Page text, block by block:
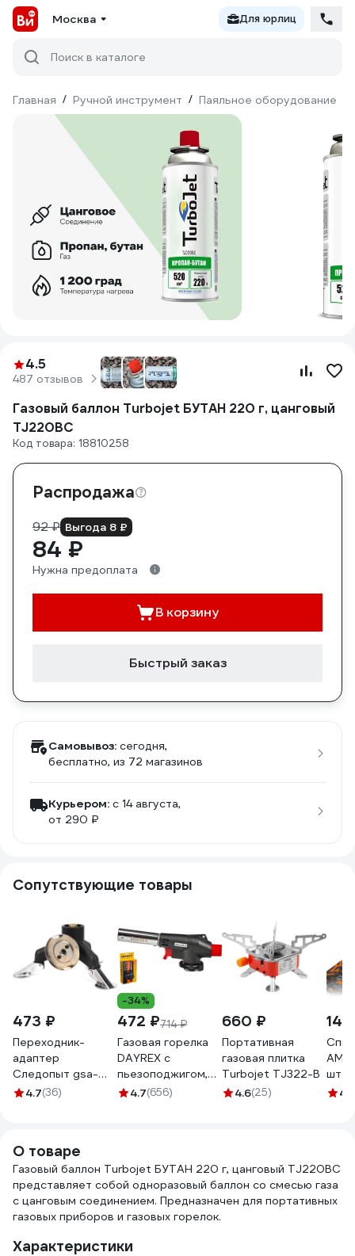
Москва Для юрлиц
Поиск в каталоге
Главная / Ручной инструмент / Паяльное оборудование
4.5
487 отзывов
Газовый баллон Turbojet БУТАН 220 г, цанговый
TJ220BC
Код товара: 18810258
Распродажа
92 ₽ Выгода 8 ₽
84 ₽
Нужна предоплата
В корзину
Быстрый заказ
Самовывоз: сегодня,
бесплатно, из 72 магазинов
Курьером: c 14 августа,
от 290 ₽
Сопутствующие товары
473 ₽
Переходник-
адаптер
Следопыт gsa-
05",
05
4.7(36)
-34%
472 ₽714 ₽
Газовая горелка
DAYREX с
пьезоподжигом,
-42 628878
4.7(656)
660 ₽
Портативная
газовая плитка
Turbojet TJ322-B
4.6(25)
шт
4.8
О товаре
Газовый баллон Turbojet БУТАН 220 г, цанговый TJ220BC
представляет собой одноразовый баллон со смесью газа
с цанговым соединением. Предназначен для портативных
газовых приборов и газовых горелок.
Характеристики